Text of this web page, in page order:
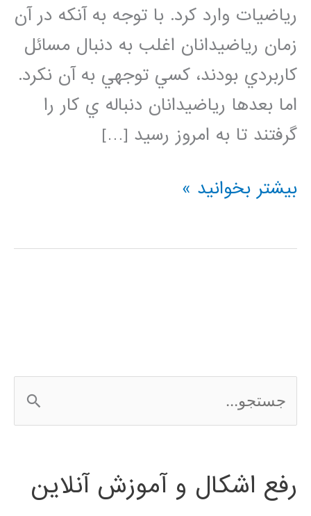
رياضيات وارد كرد. با توجه به آنكه در آن
زمان رياضيدانان اغلب به دنبال مسائل
كاربردي بودند، كسي توجهي به آن نكرد.
اما بعدها رياضيدانان دنباله ي كار را
گرفتند تا به امروز رسيد […]
آشنايي
ماتريسها
بیشتر بخوانید »
س
ج
رفع اشکال و آموزش آنلاین